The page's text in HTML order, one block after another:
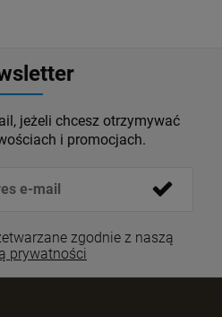
jeżeli chcesz otrzymywać
i promocjach.
zgodnie z naszą
prywatności